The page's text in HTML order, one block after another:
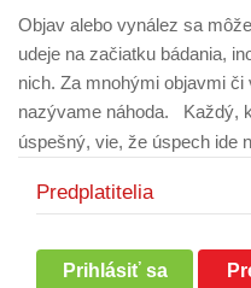
Objav alebo vynález sa
udeje na začiatku bádania,
nich. Za mnohými objavmi
nazývame náhoda. Každý,
úspešný, vie, že úspech ide
Predplatitelia
Prihlásiť sa